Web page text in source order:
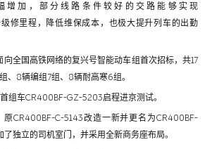
增加，部分线路条件较好的交路能够实现
修里程，降低维保成本，也极大提升列车的出勤
全国高铁网络的复兴号智能动车组首次招标，共17
、8辆编组7组、8辆耐高寒6组。
组车CR400BF-GZ-5203启程进京测试。
原CR400BF-C-5143改造一新并更名为CR400BF-
独立的司机室门，并采用全新商务座布局。